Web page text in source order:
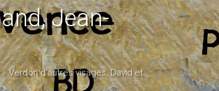
Jean-
»Verdon d'autres visages, David et